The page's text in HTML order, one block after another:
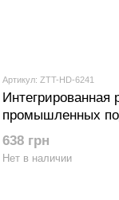
Артикул: ZTT-HD-6241
Интегрированная
промышленных
IS42-28.6/IS42-
638 грн
Нет в наличии